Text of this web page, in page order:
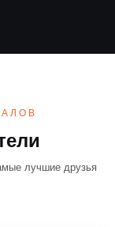
лучшие друзья